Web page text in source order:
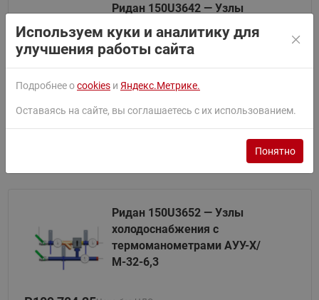
Ридан 150U3642 — Узлы
термоманометров АУУ-Х-32-
6,3
Заказная позиция
Смотреть документацию
Ридан 150U3652 — Узлы
холодоснабжения с
термоманометрами АУУ-Х/
М-32-6,3
Используем куки и аналитику для
улучшения работы сайта
Подробнее оcookies и Яндекс.Метрике.
Оставаясь на сайте, вы соглашаетесь с их использованием.
Понятно